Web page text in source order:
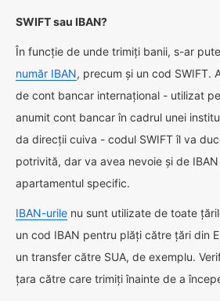
SWIFT sau IBAN?
În funcție de unde trimiți banii, s-ar
număr IBAN, precum și un cod SWIFT.
de cont bancar internațional - utilizat
anumit cont bancar în cadrul unei
da direcții cuiva - codul SWIFT îl va
potrivită, dar va avea nevoie și de
apartamentul specific.
IBAN-urile nu sunt utilizate de toate
un cod IBAN pentru plăți către țări din
un transfer către SUA, de exemplu.
țara către care trimiți înainte de a